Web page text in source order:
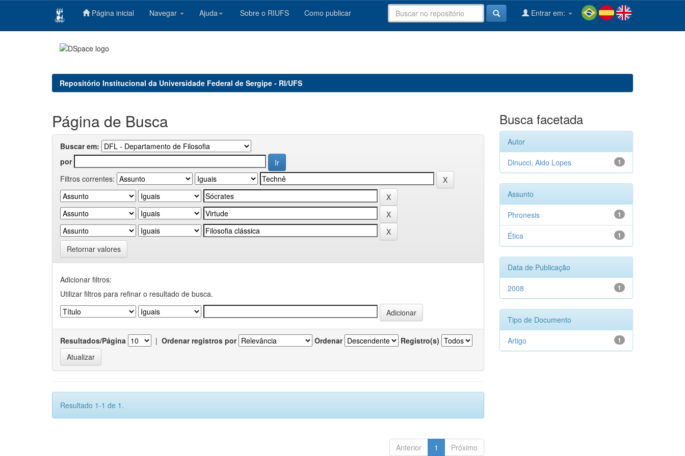
Página inicial Navegar Ajuda Sobre o RIUFS Como publicar Entrar em:
Repositório Institucional da Universidade Federal de Sergipe - RI/UFS
Página de Busca
Buscar em:
por
Filtros correntes:
Retornar valores
Adicionar filtros:
Utilizar filtros para refinar o resultado de busca.
Resultados/Página | Ordenar registros por Ordenar Registro(s)
Resultado 1-1 de 1.
Anterior 1 Próximo
Busca facetada
Autor
1
Dinucci, Aldo Lopes
Assunto
1
Phronesis
1
Ética
Data de Publicação
1
2008
Tipo de Documento
1
Artigo